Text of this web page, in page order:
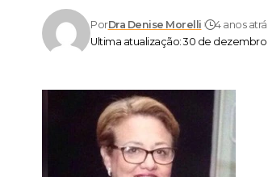
Ultima atualização: 30 de dezembro
PorDra Denise Morelli 4 anos